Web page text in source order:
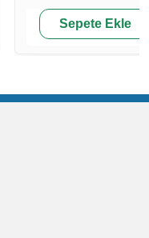
Sepete Ekle